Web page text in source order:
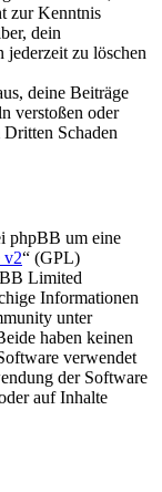
zur Kenntnis
dein
zu löschen
deine Beiträge
verstoßen oder
Schaden
phpBB um eine
v2“ (GPL)
Limited
Informationen
unter
haben keinen
verwendet
der Software
auf Inhalte